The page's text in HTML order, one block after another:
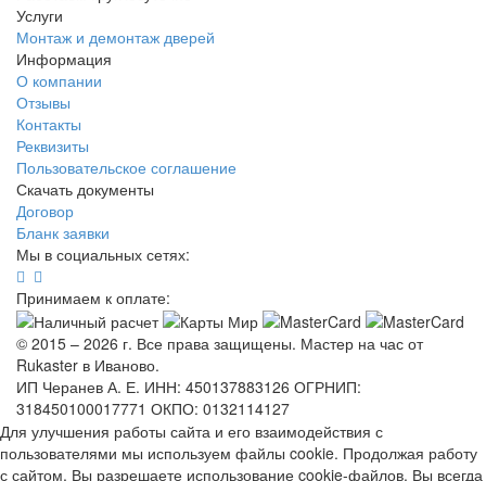
Услуги
Монтаж и демонтаж дверей
Информация
О компании
Отзывы
Контакты
Реквизиты
Пользовательское соглашение
Скачать документы
Договор
Бланк заявки
Мы в социальных сетях:
Принимаем к оплате:
© 2015 – 2026 г. Все права защищены. Мастер на час от
Rukaster в Иваново.
ИП Черанев А. Е. ИНН: 450137883126 ОГРНИП:
318450100017771 ОКПО: 0132114127
Для улучшения работы сайта и его взаимодействия с
пользователями мы используем файлы cookie. Продолжая работу
с сайтом, Вы разрешаете использование cookie-файлов. Вы всегда